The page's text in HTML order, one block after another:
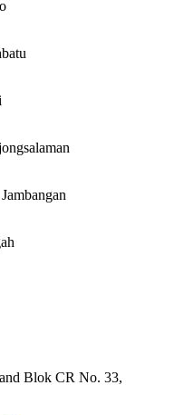
Blok CR No. 33,